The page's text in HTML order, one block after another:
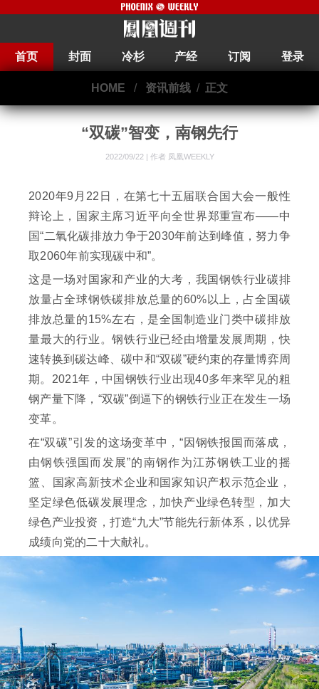
首页 封面 冷杉 产经 订阅 登录
HOME / 资讯前线 / 正文
“双碳”智变，南钢先行
2022/09/22 | 作者 凤凰WEEKLY
2020年9月22日，在第七十五届联合国大会一般性
辩论上，国家主席习近平向全世界郑重宣布——中
国“二氧化碳排放力争于2030年前达到峰值，努力争
取2060年前实现碳中和”。
这是一场对国家和产业的大考，我国钢铁行业碳排
放量占全球钢铁碳排放总量的60%以上，占全国碳
排放总量的15%左右，是全国制造业门类中碳排放
量最大的行业。钢铁行业已经由增量发展周期，快
速转换到碳达峰、碳中和“双碳”硬约束的存量博弈周
期。2021年，中国钢铁行业出现40多年来罕见的粗
钢产量下降，“双碳”倒逼下的钢铁行业正在发生一场
变革。
在“双碳”引发的这场变革中，“因钢铁报国而落成，
由钢铁强国而发展”的南钢作为江苏钢铁工业的摇
篮、国家高新技术企业和国家知识产权示范企业，
坚定绿色低碳发展理念，加快产业绿色转型，加大
绿色产业投资，打造“九大”节能先行新体系，以优异
成绩向党的二十大献礼。‍